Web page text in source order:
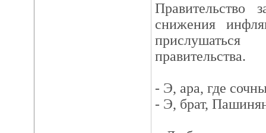
Правительство
снижения
правительства.
- Э, ара, где
- Э, брат,